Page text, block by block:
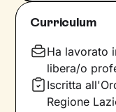
riproposte nelle
che in età
automatica - è
cambiamento.
Curriculum
Ha lavorato
libera/o
Iscritta
Regione